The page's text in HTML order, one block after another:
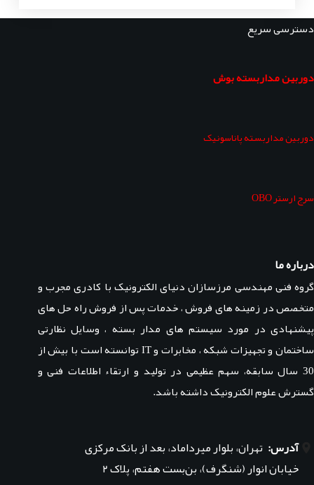
دسترسی سریع
دوربین مداربسته بوش
دوربین مداربسته پاناسونیک
سرج ارستر OBO
درباره ما
گروه فنی مهندسی مرزسازان دنیای الکترونیک با کادری مجرب و
متخصص در زمینه های فروش ، خدمات پس از فروش راه حل های
پیشنهادی در مورد سیستم های مدار بسته ، وسایل نظارتی
ساختمان و تجهیزات شبکه ، مخابرات و IT توانسته است با بیش از
30 سال سابقه، سهم عظیمی در تولید و ارتقاء اطلاعات فنی و
گسترش علوم الکترونیک داشته باشد.
آدرس: تهران، بلوار میرداماد، بعد از بانک مرکزی
خیابان انوار (شنگرف)، بن‌بست هفتم، پلاک ۲